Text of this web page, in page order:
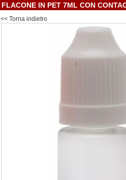
FLACONE IN PET 7ML CON
<< Torna indietro